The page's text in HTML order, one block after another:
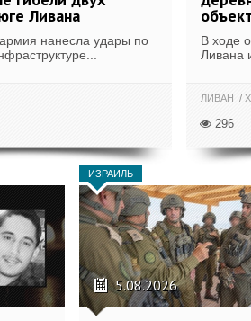
Ливана
нанесла удары по
В ходе
Ливана
ЛИВАН
296
ИЗРАИЛЬ
5.08.2026